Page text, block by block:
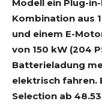
Modell ein Plug-
Kombination aus
und einem E-
von 150 kW (204
Batterieladung
elektrisch fahren.
Selection ab